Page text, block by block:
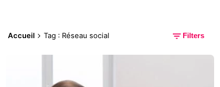
Accueil Tag : Réseau social Filters